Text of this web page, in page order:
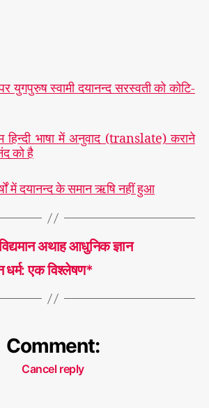
युगपुरुष स्वामी दयानन्द सरस्वती को कोटि-
हिन्दी भाषा में अनुवाद (translate) कराने
को है
में दयानन्द के समान ऋषि नहीं हुआ
अथाह आधुनिक ज्ञान
धर्म: एक विश्लेषण*
Comment:
Cancel reply